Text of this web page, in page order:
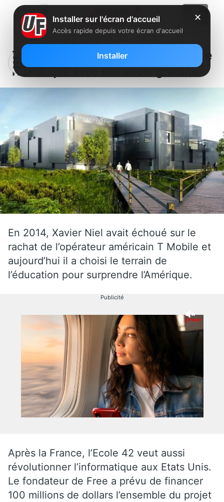
Xavier Niel souhaite surprendre
l’Amérique avec son école gratuite
En 2014, Xavier Niel avait échoué sur le
rachat de l’opérateur américain T Mobile et
aujourd’hui il a choisi le terrain de
l’éducation pour surprendre l’Amérique.
Publicité
Après la France, l’Ecole 42 veut aussi
révolutionner l’informatique aux Etats Unis.
Le fondateur de Free a prévu de financer
100 millions de dollars l’ensemble du projet
✕
Installer sur l'écran d'accueil
Accès rapide depuis votre écran d'accueil
Installer